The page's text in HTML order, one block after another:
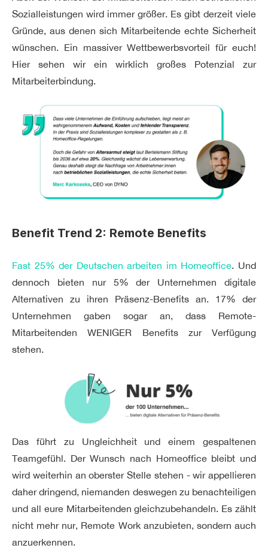
Sozialleistungen wird immer größer. Es gibt derzeit viele
Gründe, aus denen sich Mitarbeitende echte Sicherheit
wünschen. Ein massiver Wettbewerbsvorteil für euch!
Hier sehen wir ein wirklich großes Potenzial zur
Mitarbeiterbindung.
Benefit Trend 2: Remote Benefits
Fast 25% der Deutschen arbeiten im Homeoffice. Und
dennoch bieten nur 5% der Unternehmen digitale
Alternativen zu ihren Präsenz-Benefits an. 17% der
Unternehmen gaben sogar an, dass Remote-
Mitarbeitenden WENIGER Benefits zur Verfügung
stehen.
Das führt zu Ungleichheit und einem gespaltenen
Teamgefühl. Der Wunsch nach Homeoffice bleibt und
wird weiterhin an oberster Stelle stehen - wir appellieren
daher dringend, niemanden deswegen zu benachteiligen
und all eure Mitarbeitenden gleichzubehandeln. Es zählt
nicht mehr nur, Remote Work anzubieten, sondern auch
anzuerkennen.